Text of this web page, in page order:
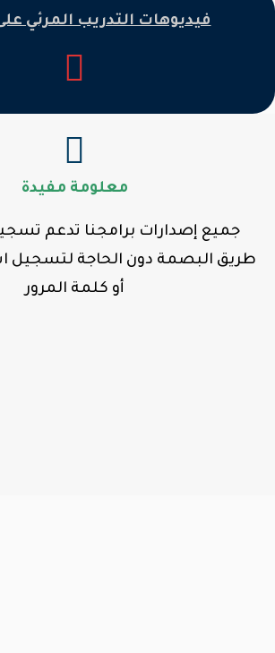
فيديوهات التدريب المرئي
معلومة مفيدة
جميع إصدارات برامجنا تدعم
طريق البصمة دون الحاجة لتسجيل
أو كلمة المرور